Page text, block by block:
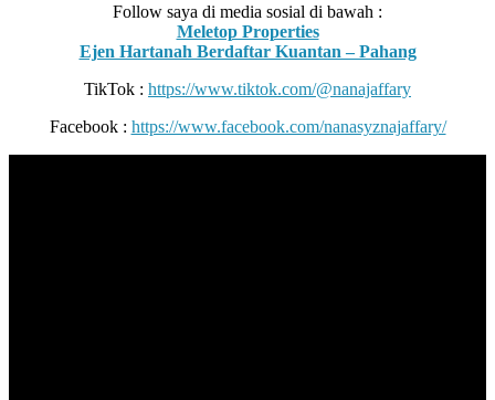
Follow saya di media sosial di bawah :
Meletop Properties
Ejen Hartanah Berdaftar Kuantan – Pahang
TikTok : https://www.tiktok.com/@nanajaffary
Facebook : https://www.facebook.com/nanasyznajaffary/